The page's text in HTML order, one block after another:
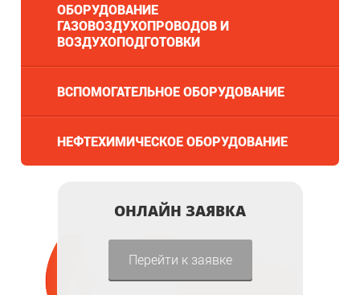
ОБОРУДОВАНИЕ
ГАЗОВОЗДУХОПРОВОДОВ И
ВОЗДУХОПОДГОТОВКИ
ВСПОМОГАТЕЛЬНОЕ ОБОРУДОВАНИЕ
НЕФТЕХИМИЧЕСКОЕ ОБОРУДОВАНИЕ
ОНЛАЙН ЗАЯВКА
Перейти к заявке